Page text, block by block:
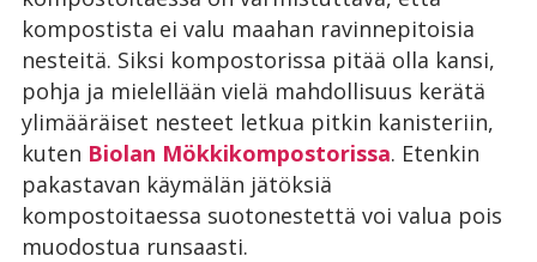
kompostista ei valu maahan ravinnepitoisia
nesteitä. Siksi kompostorissa pitää olla kansi,
pohja ja mielellään vielä mahdollisuus kerätä
ylimääräiset nesteet letkua pitkin kanisteriin,
kuten Biolan Mökkikompostorissa. Etenkin
pakastavan käymälän jätöksiä
kompostoitaessa suotonestettä voi valua pois
muodostua runsaasti.